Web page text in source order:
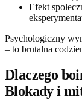
Efekt
Psychologiczny
– to brutalna
Dlaczego
Blokady i